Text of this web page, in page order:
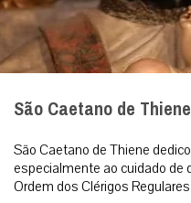
São Caetano de
São Caetano de Thiene
especialmente ao cuidado de
Ordem dos Clérigos Regulares